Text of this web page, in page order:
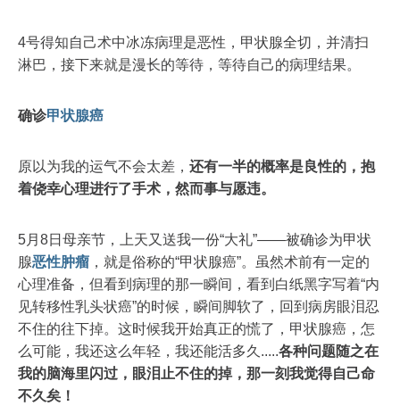
4号得知自己术中冰冻病理是恶性，甲状腺全切，并清扫
淋巴，接下来就是漫长的等待，等待自己的病理结果。
确诊甲状腺癌
原以为我的运气不会太差， 还有一半的概率是良性的，抱
着侥幸心理进行了手术，然而事与愿违。
5月8日母亲节，上天又送我一份“大礼”——被确诊为甲状
腺恶性肿瘤 ，就是俗称的“甲状腺癌”。虽然术前有一定的
心理准备，但看到病理的那一瞬间，看到白纸黑字写着“内
见转移性乳头状癌”的时候，瞬间脚软了，回到病房眼泪忍
不住的往下掉。这时候我开始真正的慌了，甲状腺癌，怎
么可能，我还这么年轻，我还能活多久.....各种问题随之在
我的脑海里闪过，眼泪止不住的掉，那一刻我觉得自己命
不久矣！